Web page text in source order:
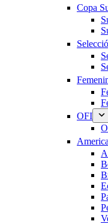
Copa
OFI
America